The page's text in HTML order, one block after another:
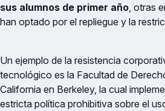
sus alumnos de primer año , otras
han optado por el repliegue y la
Un ejemplo de la resistencia
tecnológico es la Facultad de
California en Berkeley, la cual
estricta política prohibitiva sobre el